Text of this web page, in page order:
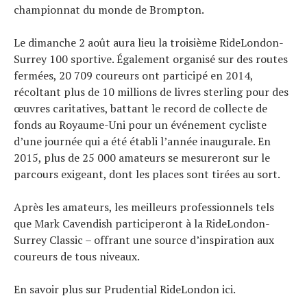
championnat du monde de Brompton.
Le dimanche 2 août aura lieu la troisième RideLondon-
Surrey 100 sportive. Également organisé sur des routes
fermées, 20 709 coureurs ont participé en 2014,
récoltant plus de 10 millions de livres sterling pour des
œuvres caritatives, battant le record de collecte de
fonds au Royaume-Uni pour un événement cycliste
d’une journée qui a été établi l’année inaugurale. En
2015, plus de 25 000 amateurs se mesureront sur le
parcours exigeant, dont les places sont tirées au sort.
Après les amateurs, les meilleurs professionnels tels
que Mark Cavendish participeront à la RideLondon-
Surrey Classic – offrant une source d’inspiration aux
coureurs de tous niveaux.
En savoir plus sur Prudential RideLondon ici.